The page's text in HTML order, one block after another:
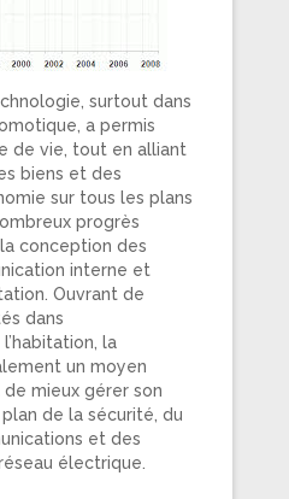
surtout dans
a permis
de vie, tout en alliant
biens et des
sur tous les plans
progrès
conception des
interne et
Ouvrant de
dans
la
un moyen
mieux gérer son
de la sécurité, du
et des
électrique.